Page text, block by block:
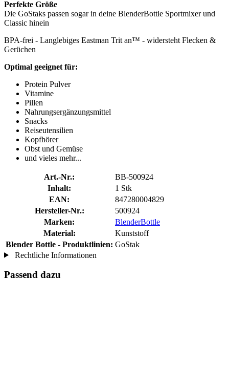
Perfekte Größe
Die GoStaks passen sogar in deine BlenderBottle Sportmixer und
Classic hinein
BPA-frei - Langlebiges Eastman Trit an™ - widersteht Flecken &
Gerüchen
Optimal geeignet für:
Protein Pulver
Vitamine
Pillen
Nahrungsergänzungsmittel
Snacks
Reiseutensilien
Kopfhörer
Obst und Gemüse
und vieles mehr...
Art.-Nr.:
BB-500924
Inhalt:
1 Stk
EAN:
847280004829
Hersteller-Nr.:
500924
Marken:
BlenderBottle
Material:
Kunststoff
Blender Bottle - Produktlinien: GoStak
Rechtliche Informationen
Passend dazu